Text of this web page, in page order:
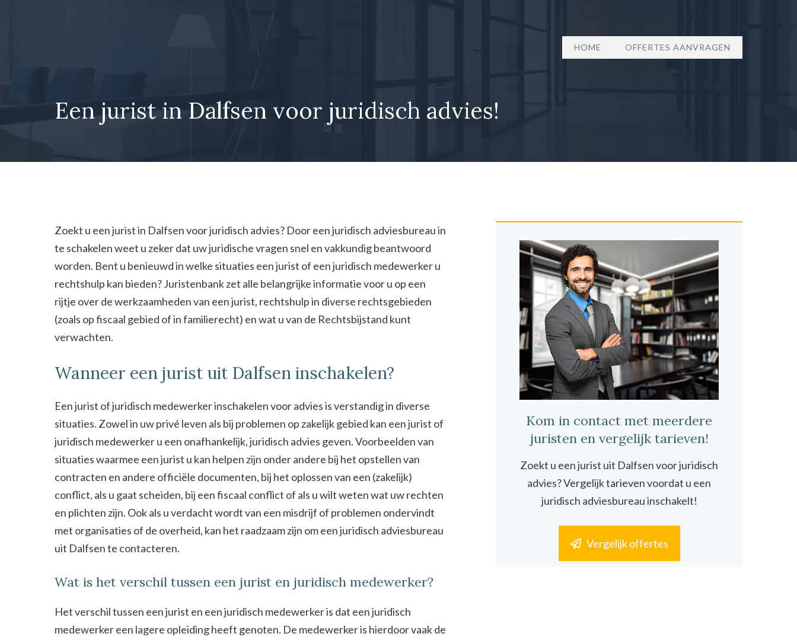
HOME OFFERTES AANVRAGEN
Een jurist in Dalfsen voor juridisch advies!
Zoekt u een jurist in Dalfsen voor juridisch advies? Door een juridisch adviesbureau in
te schakelen weet u zeker dat uw juridische vragen snel en vakkundig beantwoord
worden. Bent u benieuwd in welke situaties een jurist of een juridisch medewerker u
rechtshulp kan bieden? Juristenbank zet alle belangrijke informatie voor u op een
rijtje over de werkzaamheden van een jurist, rechtshulp in diverse rechtsgebieden
(zoals op fiscaal gebied of in familierecht) en wat u van de Rechtsbijstand kunt
verwachten.
Wanneer een jurist uit Dalfsen inschakelen?
Een jurist of juridisch medewerker inschakelen voor advies is verstandig in diverse
situaties. Zowel in uw privé leven als bij problemen op zakelijk gebied kan een jurist of
juridisch medewerker u een onafhankelijk, juridisch advies geven. Voorbeelden van
situaties waarmee een jurist u kan helpen zijn onder andere bij het opstellen van
contracten en andere officiële documenten, bij het oplossen van een (zakelijk)
conflict, als u gaat scheiden, bij een fiscaal conflict of als u wilt weten wat uw rechten
en plichten zijn. Ook als u verdacht wordt van een misdrijf of problemen ondervindt
met organisaties of de overheid, kan het raadzaam zijn om een juridisch adviesbureau
uit Dalfsen te contacteren.
Wat is het verschil tussen een jurist en juridisch medewerker?
Het verschil tussen een jurist en een juridisch medewerker is dat een juridisch
medewerker een lagere opleiding heeft genoten. De medewerker is hierdoor vaak de
Kom in contact met meerdere
juristen en vergelijk tarieven!
Zoekt u een jurist uit Dalfsen voor juridisch
advies? Vergelijk tarieven voordat u een
juridisch adviesbureau inschakelt!
Vergelijk offertes